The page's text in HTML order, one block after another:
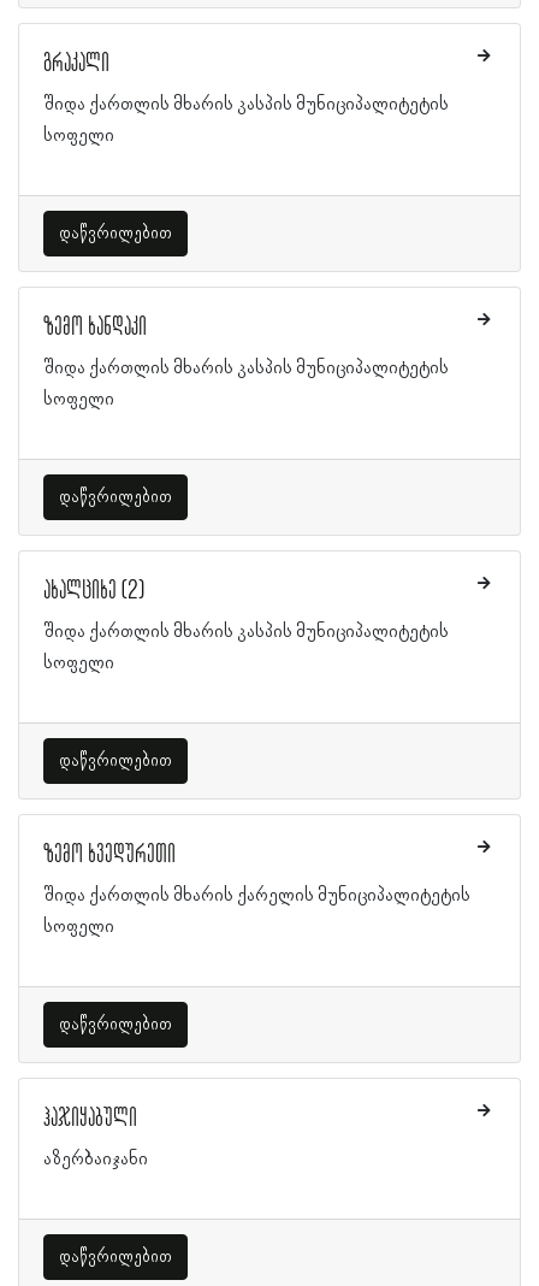
გრაკალი
შიდა ქართლის მხარის კასპის მუნიციპალიტეტის
სოფელი
დაწვრილებით
ზემო ხანდაკი
შიდა ქართლის მხარის კასპის მუნიციპალიტეტის
სოფელი
დაწვრილებით
ახალციხე (2)
შიდა ქართლის მხარის კასპის მუნიციპალიტეტის
სოფელი
დაწვრილებით
ზემო ხვედურეთი
შიდა ქართლის მხარის ქარელის მუნიციპალიტეტის
სოფელი
დაწვრილებით
ჰაჯიყაბული
აზერბაიჯანი
დაწვრილებით